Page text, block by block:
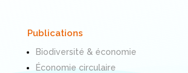
Publications
Biodiversité & économie
Économie circulaire